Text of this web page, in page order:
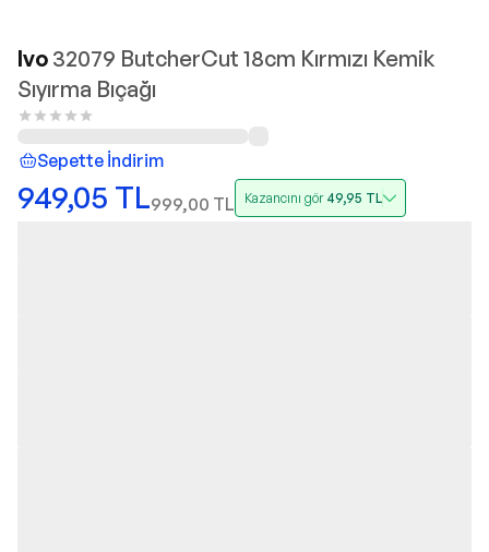
Ivo 32079 ButcherCut 18cm Kırmızı Kemik
Sıyırma Bıçağı
Sepette İndirim
949,05 TL999,00 TL Kazancını gör 49,95 TL